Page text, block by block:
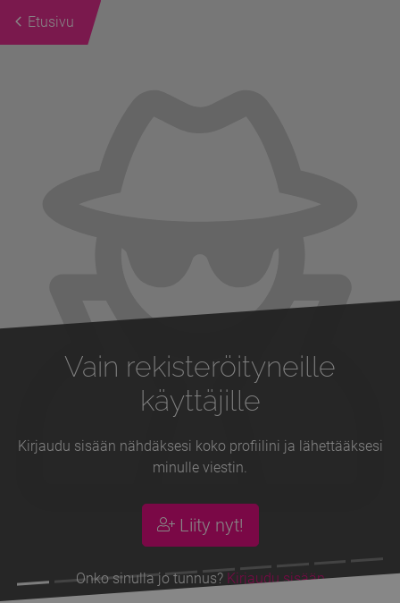
Etusivu
Vain rekisteröityneille
käyttäjille
Kirjaudu sisään nähdäksesi koko profiilini ja lähettääksesi
minulle viestin.
Liity nyt!
Onko sinulla jo tunnus? Kirjaudu sisään